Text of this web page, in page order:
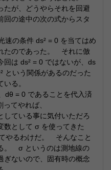
が、どうやらそれを回避
の途中の次の式からスタ
の条件 ds² = 0 を当てはめ
たのであった。 それに倣
は ds² = 0 ではないが、ds
という関係があるのだった
る。
= 0 であることを代入済
てやれば、
ている事に気付いただろ
として σ を使ってきた
やるわけだ。 そんなこと
。 σ というのは測地線の
ぎないので、固有時の概念